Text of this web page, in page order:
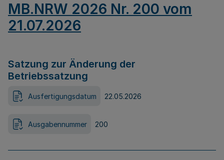
MB.NRW 2026 Nr. 200 vom
21.07.2026
Satzung zur Änderung der
Betriebssatzung
Ausfertigungsdatum 22.05.2026
Ausgabennummer 200